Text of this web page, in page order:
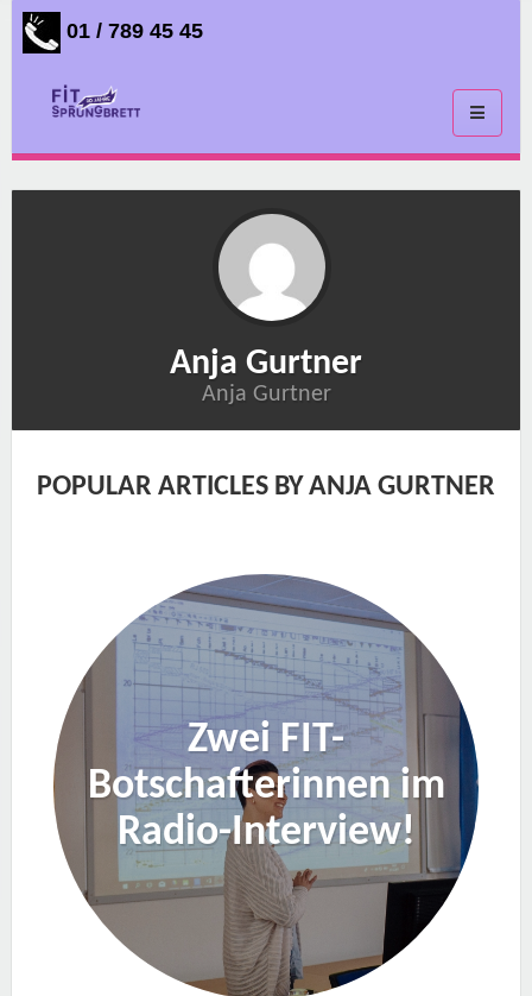
01 / 789 45 45
Toggle
Anja Gurtner
Anja Gurtner
POPULAR ARTICLES BY ANJA GURTNER
Zwei FIT-
Botschafterinnen im
Radio-Interview!